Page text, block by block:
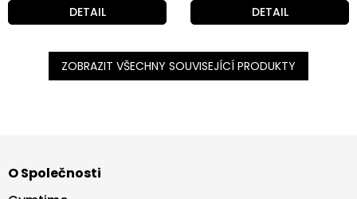
DETAIL DETAIL
ZOBRAZIT VŠECHNY SOUVISEJÍCÍ PRODUKTY
pO Společnosti